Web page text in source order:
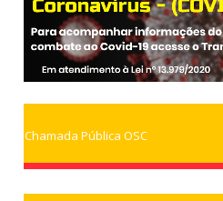
Chamada Pública OSC